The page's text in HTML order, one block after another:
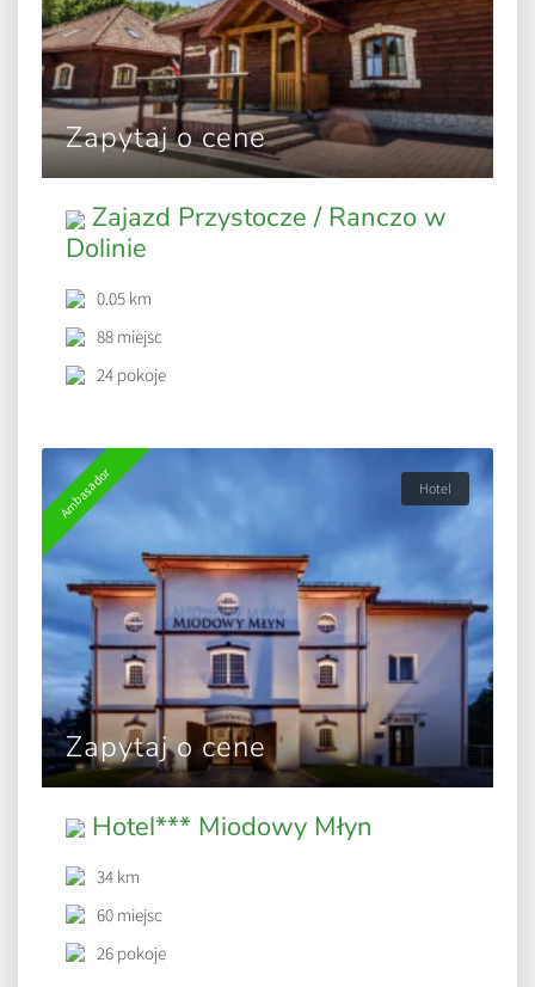
Zapytaj o cene
Zajazd Przystocze / Ranczo w
Dolinie
0.05 km
88 miejsc
24 pokoje
Ambasador Hotel
Zapytaj o cene
Hotel*** Miodowy Młyn
34 km
60 miejsc
26 pokoje